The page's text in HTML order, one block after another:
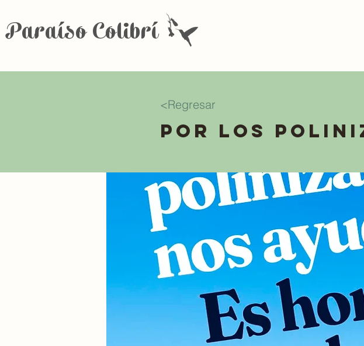
Paraíso Colibrí
<Regresar
Por los